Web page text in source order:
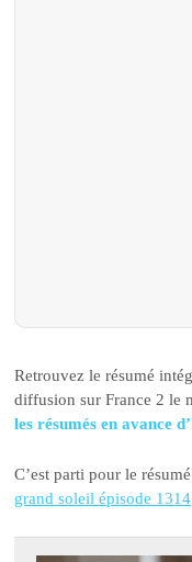
Retrouvez le résumé
diffusion sur France 2 le
les résumés en avance
C’est parti pour le
grand soleil épisode 1314